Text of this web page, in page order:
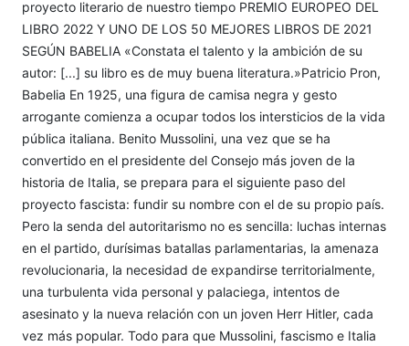
proyecto literario de nuestro tiempo PREMIO EUROPEO DEL
LIBRO 2022 Y UNO DE LOS 50 MEJORES LIBROS DE 2021
SEGÚN BABELIA «Constata el talento y la ambición de su
autor: [...] su libro es de muy buena literatura.»Patricio Pron,
Babelia En 1925, una figura de camisa negra y gesto
arrogante comienza a ocupar todos los intersticios de la vida
pública italiana. Benito Mussolini, una vez que se ha
convertido en el presidente del Consejo más joven de la
historia de Italia, se prepara para el siguiente paso del
proyecto fascista: fundir su nombre con el de su propio país.
Pero la senda del autoritarismo no es sencilla: luchas internas
en el partido, durísimas batallas parlamentarias, la amenaza
revolucionaria, la necesidad de expandirse territorialmente,
una turbulenta vida personal y palaciega, intentos de
asesinato y la nueva relación con un joven Herr Hitler, cada
vez más popular. Todo para que Mussolini, fascismo e Italia